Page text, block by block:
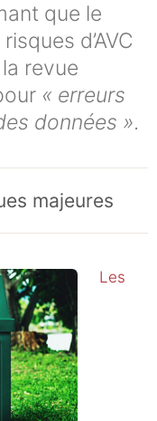
que le
d’AVC
revue
« erreurs
données ».
majeures
Les